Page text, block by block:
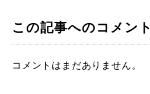
この記事へのコメント
コメントはまだありません。